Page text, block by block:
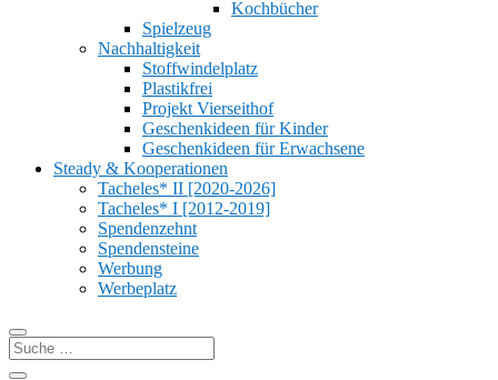
Kochbücher
Spielzeug
Nachhaltigkeit
Stoffwindelplatz
Plastikfrei
Projekt Vierseithof
Geschenkideen für Kinder
Geschenkideen für Erwachsene
Steady & Kooperationen
Tacheles* II [2020-2026]
Tacheles* I [2012-2019]
Spendenzehnt
Spendensteine
Werbung
Werbeplatz